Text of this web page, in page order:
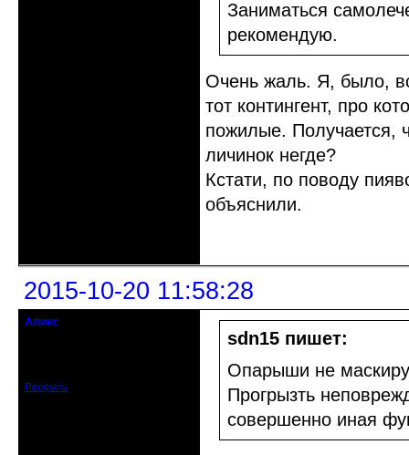
Заниматься
рекомендую.
Очень жаль. Я, было,
тот контингент, про
пожилые. Получается,
личинок негде?
Кстати, по поводу
объяснили.
2015-10-20 11:58:28
Аликс
Профиль
sdn15 пишет:
Опарыши не
Прогрызть
совершенно иная